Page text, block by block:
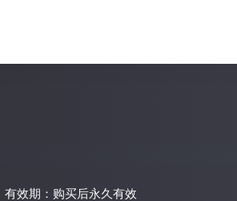
有效期：购买后永久有效